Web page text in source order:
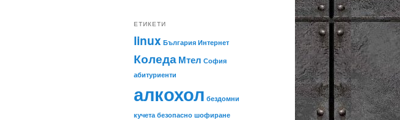
ЕТИКЕТИ
linux България Интернет
КоледаМтел София
абитуриенти
алкохол бездомни
кучета безопасно шофиране